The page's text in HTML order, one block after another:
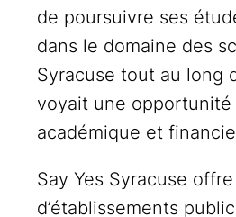
de poursuivre ses
dans le domaine des
Syracuse tout au long
voyait une
académique et
Say Yes Syracuse
d’établissements